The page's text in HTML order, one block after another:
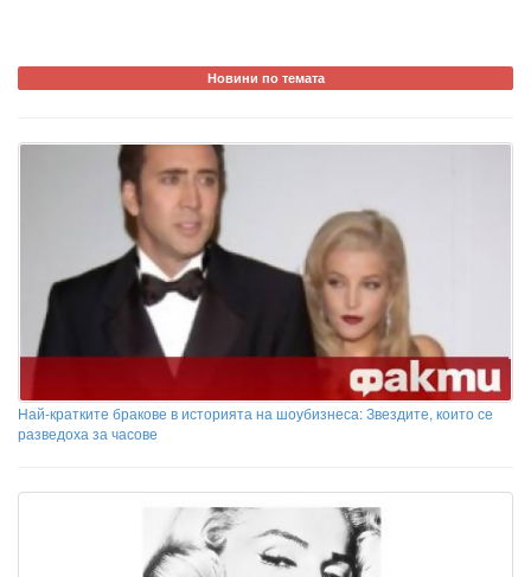
Новини по темата
Най-кратките бракове в историята на шоубизнеса: Звездите, които се
разведоха за часове